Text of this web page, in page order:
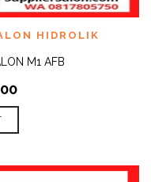
HIDROLIK
M1 AFB